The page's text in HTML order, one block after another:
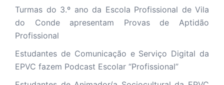
Turmas do 3.º ano da Escola Profissional de Vila
do Conde apresentam Provas de Aptidão
Profissional
Estudantes de Comunicação e Serviço Digital da
EPVC fazem Podcast Escolar “Profissional”